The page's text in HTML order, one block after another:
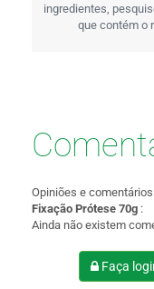
ingredientes,
que contém o
Opiniões e
Fixação Prótese 70g :
Ainda não existem
Faça